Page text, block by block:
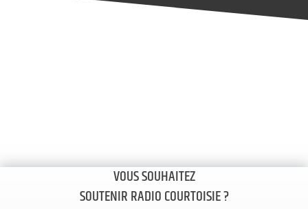
VOUS SOUHAITEZ
SOUTENIR RADIO COURTOISIE ?